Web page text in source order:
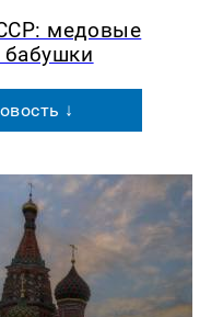
медовые
↓